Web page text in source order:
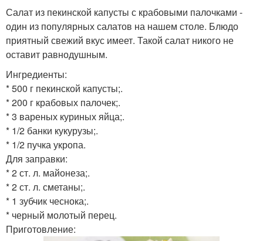
Салат из пекинской капусты с крабовыми палочками -
один из популярных салатов на нашем столе. Блюдо
приятный свежий вкус имеет. Такой салат никого не
оставит равнодушным.
Ингредиенты:
* 500 г пекинской капусты;.
* 200 г крабовых палочек;.
* 3 вареных куриных яйца;.
* 1/2 банки кукурузы;.
* 1/2 пучка укропа.
Для заправки:
* 2 ст. л. майонеза;.
* 2 ст. л. сметаны;.
* 1 зубчик чеснока;.
* черный молотый перец.
Приготовление: